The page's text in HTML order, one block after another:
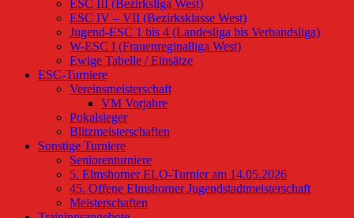
ESC III (Bezirksliga West)
ESC IV – VII (Bezirksklasse West)
Jugend-ESC 1 bis 4 (Landesliga bis Verbandsliga)
W-ESC I (Frauenreginalliga West)
Ewige Tabelle / Einsätze
ESC-Turniere
Vereinsmeisterschaft
VM Vorjahre
Pokalsieger
Blitzmeisterschaften
Sonstige Turniere
Seniorenturniere
5. Elmshorner ELO-Turnier am 14.05.2026
45. Offene Elmshorner Jugendstadtmeisterschaft
Meisterschaften